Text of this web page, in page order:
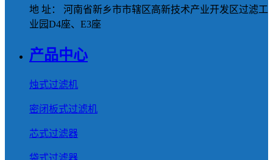
地 址： 河南省新乡市市辖区高新技术产业开发区过滤工
业园D4座、E3座
产品中心
烛式过滤机
密闭板式过滤机
芯式过滤器
袋式过滤器